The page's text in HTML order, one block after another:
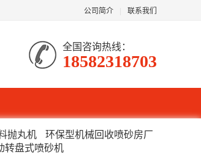
公司简介 联系我们
全国咨询热线：
18582318703
抛丸机
环保型机械回收喷砂房厂
转盘式喷砂机